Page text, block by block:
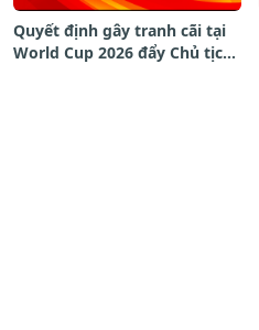
Quyết định gây tranh cãi tại
World Cup 2026 đẩy Chủ tịch